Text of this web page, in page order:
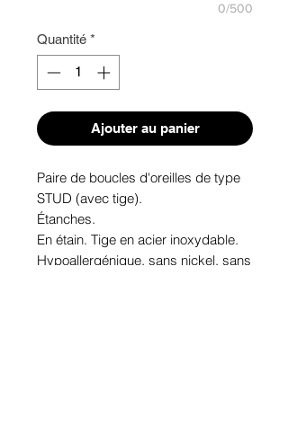
0/500
Quantité *
Ajouter au panier
Paire de boucles d'oreilles de type
STUD (avec tige).
Étanches.
En étain. Tige en acier inoxydable.
Hypoallergénique, sans nickel, sans